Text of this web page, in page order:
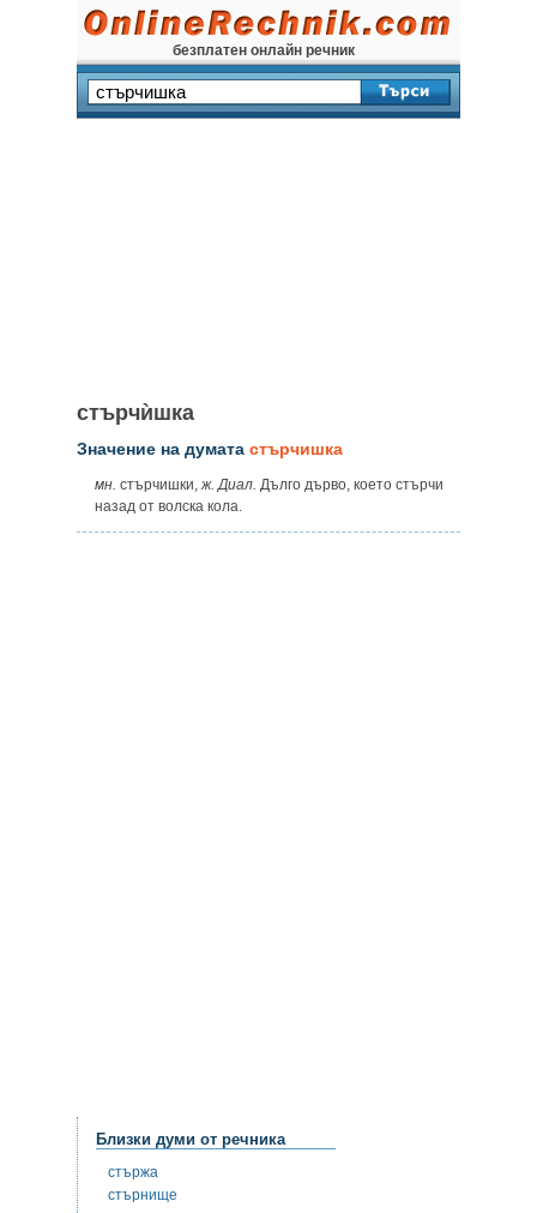
безплатен онлайн речник
стърчѝшка
Значение на думата стърчишка
мн. стърчишки,ж. Диал. Дълго дърво, което стърчи
назад от волска кола.
Близки думи от речника
стържа
стърнище